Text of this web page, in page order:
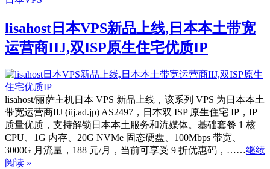
lisahost日本VPS新品上线,日本本土带宽
运营商IIJ,双ISP原生住宅优质IP
lisahost/丽萨主机日本 VPS 新品上线，该系列 VPS 为日本本土
带宽运营商IIJ (iij.ad.jp) AS2497，日本双 ISP 原生住宅 IP，IP
质量优质，支持解锁日本本土服务和流媒体。基础套餐 1 核
CPU、1G 内存、20G NVMe 固态硬盘、100Mbps 带宽、
3000G 月流量，188 元/月，当前可享受 9 折优惠码，……继续
阅读 »